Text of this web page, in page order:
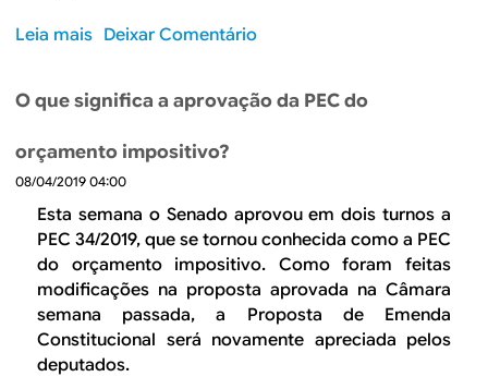
s
n
e
a
m
e
n
t
o
b
Leia mais
r
R
e
f
o
r
m
a
s
:
Deixar Comentário
O que significa a aprovação da PEC do
orçamento impositivo?
08/04/2019 04:00
Esta semana o Senado aprovou em dois turnos a
PEC 34/2019, que se tornou conhecida como a PEC
do orçamento impositivo. Como foram feitas
modificações na proposta aprovada na Câmara
semana passada, a Proposta de Emenda
Constitucional será novamente apreciada pelos
deputados.